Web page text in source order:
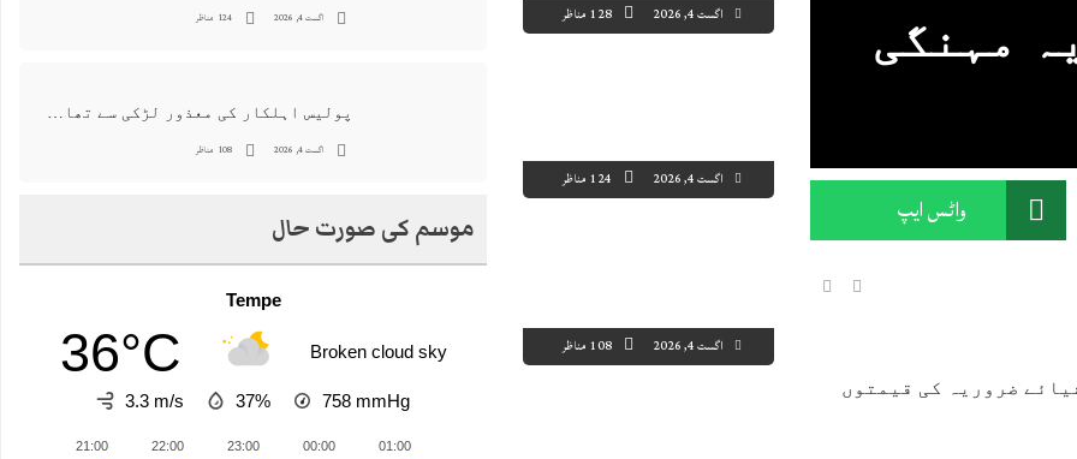
اگست 4, 2026 128 مناظر
اگست 4, 2026 124 مناظر
اگست 4, 2026 108 مناظر
مہنگی
واٹس ایپ
آباد: سیلابی صورتحال کے باعث گزشتہ ہفتے 18 اشیائے ضروریہ کی قیمتوں
اگست 4, 2026 124 مناظر
پولیس اہلکار کی معذور لڑکی سے تھانہ میں‌ زیادتی، ایس ایچ او سمیت تمام عملہ معطل
اگست 4, 2026 108 مناظر
موسم کی صورت حال
Tempe
36°C Broken cloud sky
3.3 m/s 37% 758 mmHg
21:00 22:00 23:00 00:00 01:00